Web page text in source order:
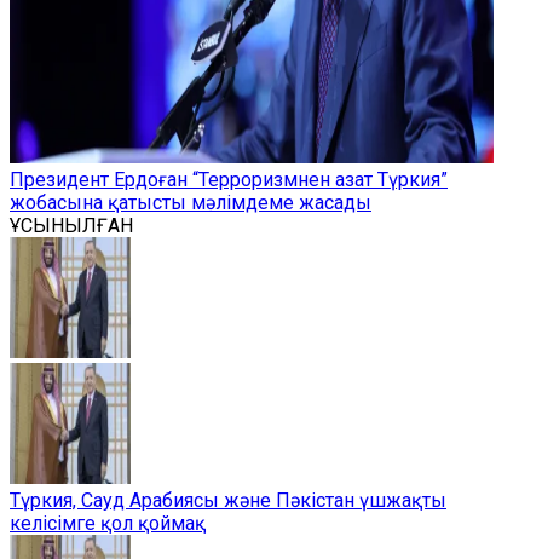
Президент Ердоған “Терроризмнен азат Түркия”
жобасына қатысты мәлімдеме жасады
ҰСЫНЫЛҒАН
Түркия, Сауд Арабиясы және Пәкістан үшжақты
келісімге қол қоймақ